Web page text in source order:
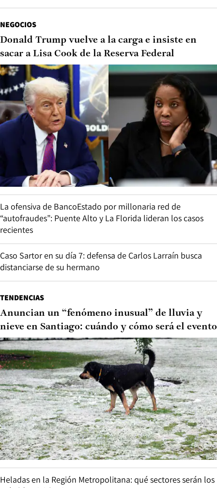
NEGOCIOS
Donald Trump vuelve a la carga e insiste en
sacar a Lisa Cook de la Reserva Federal
La ofensiva de BancoEstado por millonaria red de
“autofraudes”: Puente Alto y La Florida lideran los casos
recientes
Caso Sartor en su día 7: defensa de Carlos Larraín busca
distanciarse de su hermano
TENDENCIAS
Anuncian un “fenómeno inusual” de lluvia y
nieve en Santiago: cuándo y cómo será el evento
Heladas en la Región Metropolitana: qué sectores serán los